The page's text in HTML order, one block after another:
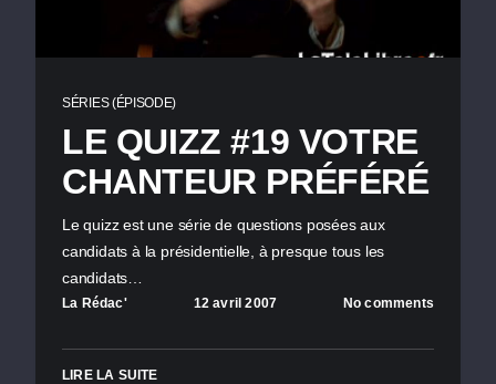
SÉRIES (ÉPISODE)
LE QUIZZ #19 VOTRE
CHANTEUR PRÉFÉRÉ
Le quizz est une série de questions posées aux
candidats à la présidentielle, à presque tous les
candidats…
La Rédac' 12 avril 2007 No comments
LIRE LA SUITE